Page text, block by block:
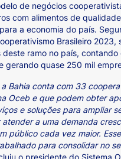
de negócios
com alimentos de
a economia do país.
Brasileiro 2023,
ramo no país, contando
gerando quase 250 mil
Bahia conta com 33
Oceb e que podem obter
e soluções para ampliar
atender a uma demanda
público cada vez maior.
para consolidar no
o presidente do Sistema